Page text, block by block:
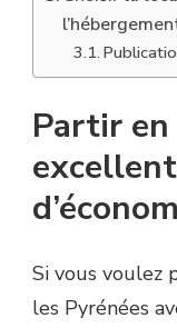
Partir
Si vous voulez
les Pyrénées